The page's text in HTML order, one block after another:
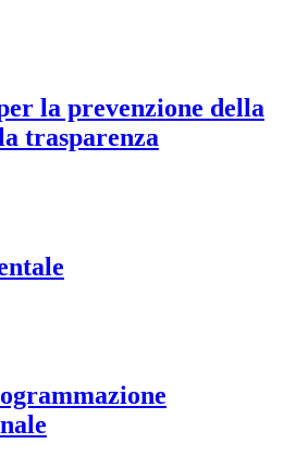
la prevenzione della
trasparenza